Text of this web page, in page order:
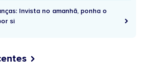
Invista no amanhã, ponha o
si